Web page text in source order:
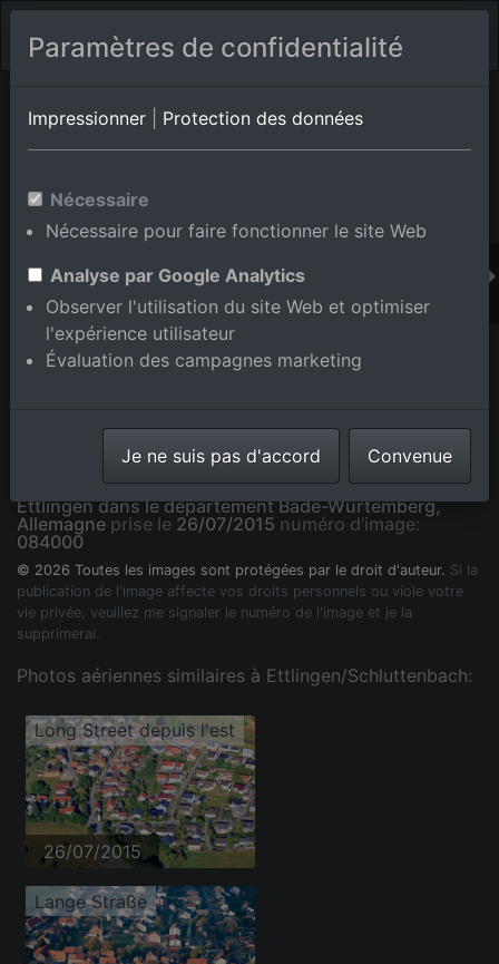
Album de lieux Ettlingen/Schluttenbach
Wurtemberg,Allemagne
Ajouter au panier int.
Long Street depuis l'est à le quartier Schluttenbach in
Ettlingen dans le département Bade-Wurtemberg,
Allemagne prise le 26/07/2015 numéro d'image:
084000
© 2026 Toutes les images sont protégées par le droit d'auteur. Si la
publication de l'image affecte vos droits personnels ou viole votre
vie privée, veuillez me signaler le numéro de l'image et je la
supprimerai.
Photos aériennes similaires à Ettlingen/Schluttenbach:
Long Street depuis l'est
26/07/2015
Lange Straße
Paramètres de confidentialité
Impressionner Protection des données
Nécessaire
Nécessaire pour faire fonctionner le site Web
Analyse par Google Analytics
Observer l'utilisation du site Web et optimiser
l'expérience utilisateur
Évaluation des campagnes marketing
Je ne suis pas d'accord Convenue